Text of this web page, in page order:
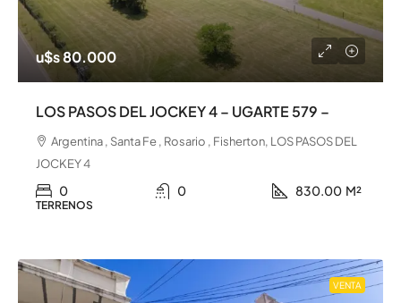
u$s 80.000
LOS PASOS DEL JOCKEY 4 – UGARTE 579 –
Argentina , Santa Fe , Rosario , Fisherton, LOS PASOS DEL
JOCKEY 4
0 0 830.00 M²
TERRENOS
VENTA